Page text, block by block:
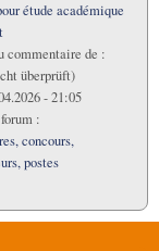
étude académique
commentaire de :
überprüft)
- 21:05
:
concours,
postes